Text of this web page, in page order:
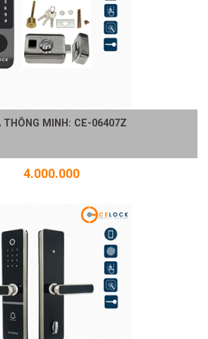
THÔNG MINH: CE-06407Z
4.000.000